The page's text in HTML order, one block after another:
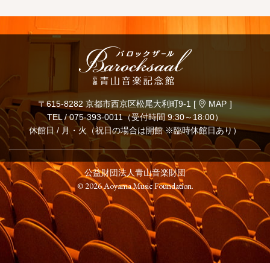
〒615-8282 京都市西京区松尾大利町9-1 [ MAP ]
TEL /075-393-0011（受付時間 9:30～18:00）
休館日 / 月・火（祝日の場合は開館 ※臨時休館日あり）
公益財団法人青山音楽財団
© 2026 Aoyama Music Foundation.